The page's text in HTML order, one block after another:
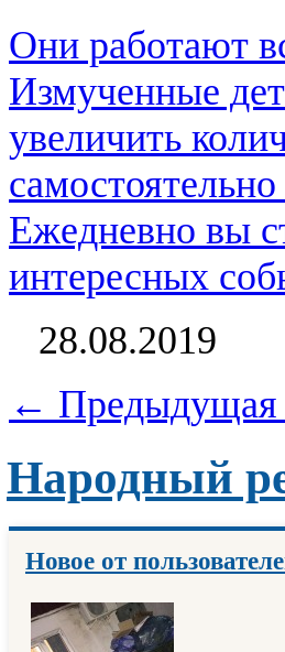
Они работают
Измученные
увеличить
Ежедневно вы
интересных
28.08.2019
← Предыдущая
Народный
Новое от